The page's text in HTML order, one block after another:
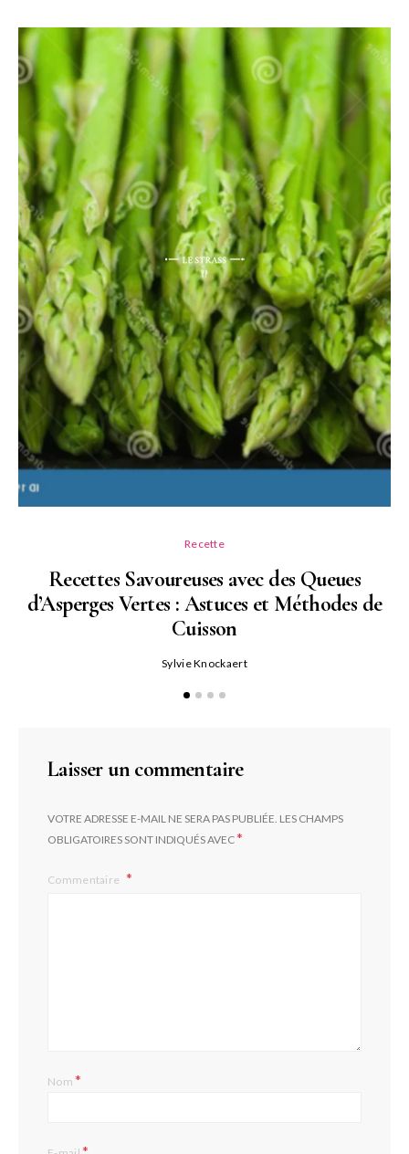
Recette
Recettes Savoureuses avec des Queues
d’Asperges Vertes : Astuces et Méthodes de
Cuisson
Sylvie Knockaert
Laisser un commentaire
VOTRE ADRESSE E-MAIL NE SERA PAS PUBLIÉE. LES CHAMPS
OBLIGATOIRES SONT INDIQUÉS AVEC*
Commentaire
Nom*